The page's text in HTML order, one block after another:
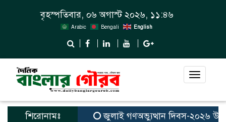
বৃহস্পতিবার, ০৬ অগাস্ট ২০২৬, ১১:৪৬
Arabic Bengali English
Toggle
শিরোনামঃ জুলাই গণঅভ্যুত্থান দিবস-২০২৬